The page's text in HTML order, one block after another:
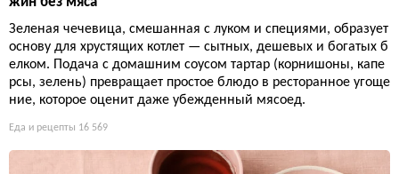
Зеленая чечевица, смешанная с луком и специями, образует
основу для хрустящих котлет — сытных, дешевых и богатых б
елком. Подача с домашним соусом тартар (корнишоны, капе
рсы, зелень) превращает простое блюдо в ресторанное угоще
ние, которое оценит даже убежденный мясоед.
Еда и рецепты 16 569